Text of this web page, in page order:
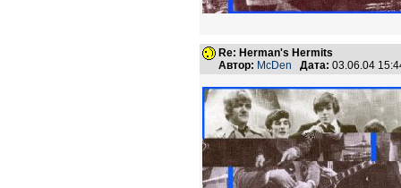
Re: Herman's Hermits
Автор: McDen Дата: 03.06.04